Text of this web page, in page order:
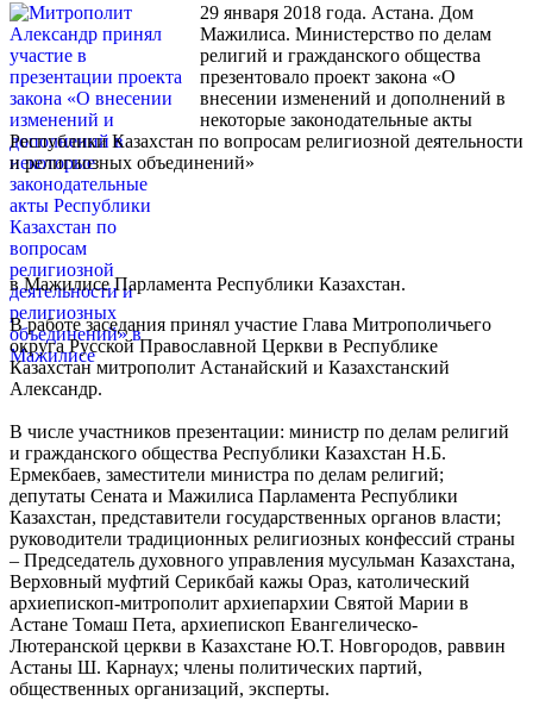
29 января 2018 года. Астана. Дом
Мажилиса. Министерство по делам
религий и гражданского общества
презентовало проект закона «О
внесении изменений и дополнений в
некоторые законодательные акты
Республики Казахстан по вопросам религиозной деятельности
и религиозных объединений»
в Мажилисе Парламента Республики Казахстан.
В работе заседания принял участие Глава Митрополичьего
округа Русской Православной Церкви в Республике
Казахстан митрополит Астанайский и Казахстанский
Александр.
В числе участников презентации: министр по делам религий
и гражданского общества Республики Казахстан Н.Б.
Ермекбаев, заместители министра по делам религий;
депутаты Сената и Мажилиса Парламента Республики
Казахстан, представители государственных органов власти;
руководители традиционных религиозных конфессий страны
– Председатель духовного управления мусульман Казахстана,
Верховный муфтий Серикбай кажы Ораз, католический
архиепископ-митрополит архиепархии Святой Марии в
Астане Томаш Пета, архиепископ Евангелическо-
Лютеранской церкви в Казахстане Ю.Т. Новгородов, раввин
Астаны Ш. Карнаух; члены политических партий,
общественных организаций, эксперты.